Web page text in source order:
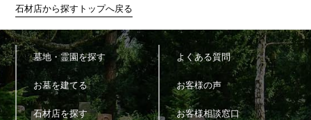
当サイトが取得した個人情報は、取得の際に示した利用目的もし
くは、それと合理的な関連性のある範囲内で、業務の遂行上必要
な限りにおいて利用します。
5.個人情報の第三者提供
当サイトは、法令に定める場合を除き、個人情報を事前に本人の
同意を得ることなく第三者に提供しません。
石材店から探すトップへ戻る
墓地・霊園を探す
お墓を建てる
石材店を探す
よくある質問
お客様の声
お客様相談窓口